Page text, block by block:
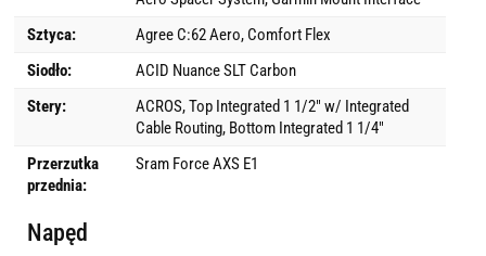
Sztyca:
Agree C:62 Aero, Comfort Flex
Siodło:
ACID Nuance SLT Carbon
Stery:
ACROS, Top Integrated 1 1/2" w/ Integrated
Cable Routing, Bottom Integrated 1 1/4"
Przerzutka
przednia:
Sram Force AXS E1
Napęd